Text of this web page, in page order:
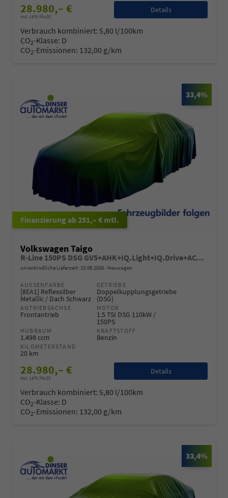
28.980,– €
incl. 19% MwSt.
Details
Verbrauch kombiniert: 5,80 l/100km
CO2-Klasse: D
CO2-Emissionen: 132,00 g/km
33,4%
ab 251,– € mtl.
Volkswagen Taigo
R-Line 150PS DSG GV5+AHK+IQ.Light+IQ.Drive+ACC+Kamera+Black+Kessy+Sitzheiz
unverbindliche Lieferzeit: 15.08.2026 Neuwagen
AUSSENFARBE
[8EA1] Reflexsilber
Metallic / Dach Schwarz
GETRIEBE
Doppelkupplungsgetriebe
(DSG)
ANTRIEBSACHSE
Frontantrieb
MOTOR
1.5 TSI DSG 110kW /
150PS
HUBRAUM
1.498 ccm
KRAFTSTOFF
Benzin
KILOMETERSTAND
20 km
28.980,– €
incl. 19% MwSt.
Details
Verbrauch kombiniert: 5,80 l/100km
CO2-Klasse: D
CO2-Emissionen: 132,00 g/km
33,4%